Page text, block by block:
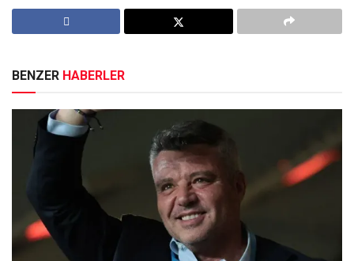
BENZER HABERLER